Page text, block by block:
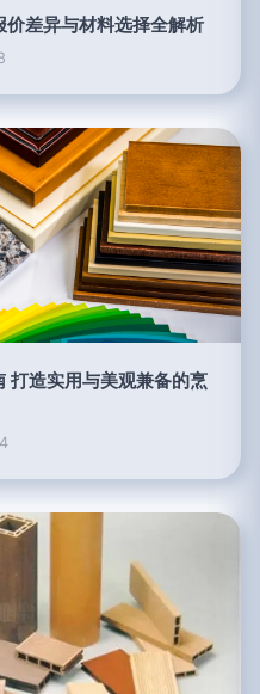
差异与材料选择全解析
打造实用与美观兼备的烹